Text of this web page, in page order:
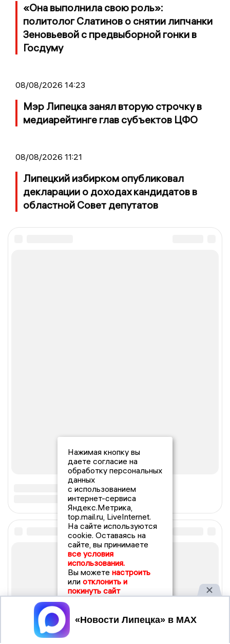
«Она выполнила свою роль»:
политолог Слатинов о снятии липчанки
Зеновьевой с предвыборной гонки в
Госдуму
08/08/2026 14:23
Мэр Липецка занял вторую строчку в
медиарейтинге глав субъектов ЦФО
08/08/2026 11:21
Липецкий избирком опубликовал
декларации о доходах кандидатов в
областной Совет депутатов
Нажимая кнопку вы
даете согласие на
обработку персональных
данных
с использованием
интернет-сервиса
Яндекс.Метрика,
top.mail.ru, LiveInternet.
На сайте используются
cookie. Оставаясь на
сайте, вы принимаете
все условия
использования.
Вы можете настроить
или отклонить и
покинуть сайт
Принять